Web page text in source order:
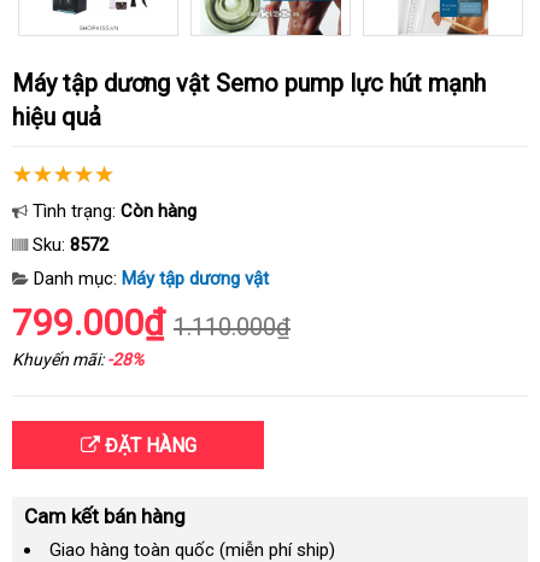
Máy tập dương vật Semo pump lực hút mạnh
hiệu quả
Tình trạng: Còn hàng
Sku: 8572
Danh mục: Máy tập dương vật
799.000₫ 1.110.000₫
Khuyến mãi:-28%
ĐẶT HÀNG
Cam kết bán hàng
Giao hàng toàn quốc (miễn phí ship)